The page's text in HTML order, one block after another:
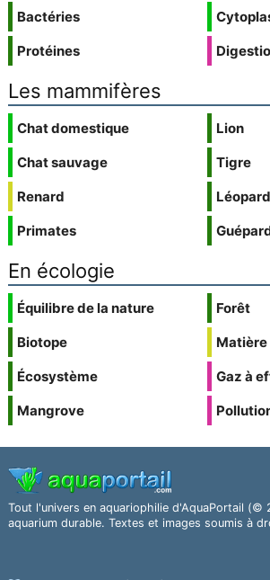
Bactéries
Protéines
Les mammifères
Chat domestique
Chat sauvage
Renard
Primates
Lion
Tigre
Léopard
En écologie
Équilibre de la nature
Biotope
Écosystème
Mangrove
Forêt
Gaz à
Tout l'univers en aquariophilie d'AquaPortail (©
aquarium durable. Textes et images soumis à